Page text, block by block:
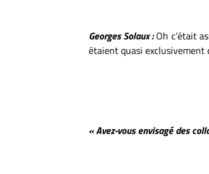
Georges Solaux :Oh c’était
étaient quasi
« Avez-vous envisagé des